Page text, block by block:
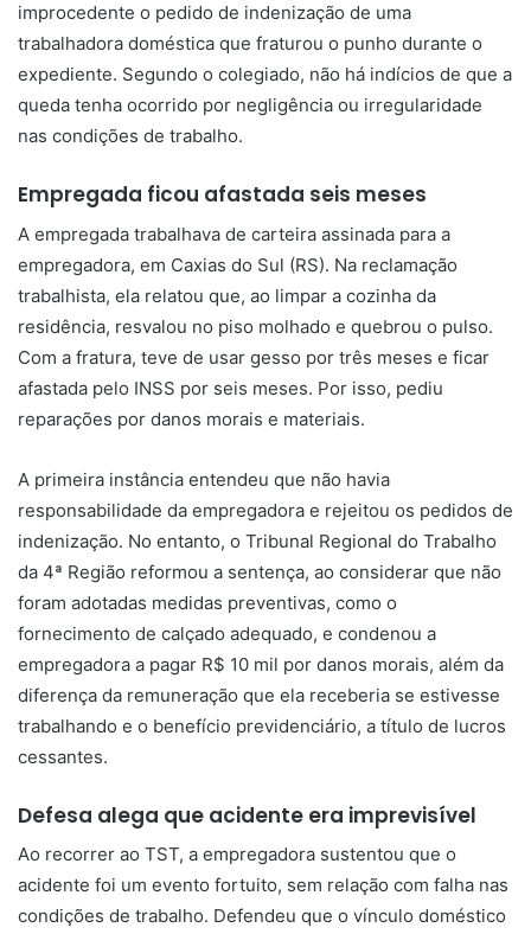
improcedente o pedido de indenização de uma
trabalhadora doméstica que fraturou o punho durante o
expediente. Segundo o colegiado, não há indícios de que a
queda tenha ocorrido por negligência ou irregularidade
nas condições de trabalho.
Empregada ficou afastada seis meses
A empregada trabalhava de carteira assinada para a
empregadora, em Caxias do Sul (RS). Na reclamação
trabalhista, ela relatou que, ao limpar a cozinha da
residência, resvalou no piso molhado e quebrou o pulso.
Com a fratura, teve de usar gesso por três meses e ficar
afastada pelo INSS por seis meses. Por isso, pediu
reparações por danos morais e materiais.
A primeira instância entendeu que não havia
responsabilidade da empregadora e rejeitou os pedidos de
indenização. No entanto, o Tribunal Regional do Trabalho
da 4ª Região reformou a sentença, ao considerar que não
foram adotadas medidas preventivas, como o
fornecimento de calçado adequado, e condenou a
empregadora a pagar R$ 10 mil por danos morais, além da
diferença da remuneração que ela receberia se estivesse
trabalhando e o benefício previdenciário, a título de lucros
cessantes.
Defesa alega que acidente era imprevisível
Ao recorrer ao TST, a empregadora sustentou que o
acidente foi um evento fortuito, sem relação com falha nas
condições de trabalho. Defendeu que o vínculo doméstico